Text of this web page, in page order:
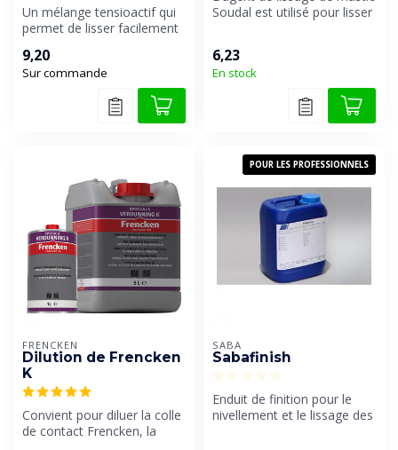
Un mélange tensioactif qui
permet de lisser facilement
9,20
Sur commande
Soudal est utilisé pour lisser
6,23
En stock
FRENCKEN
Dilution de Frencken
K
Convient pour diluer la colle
de contact Frencken, la
POUR LES PROFESSIONNELS
SABA
Sabafinish
Enduit de finition pour le
nivellement et le lissage des